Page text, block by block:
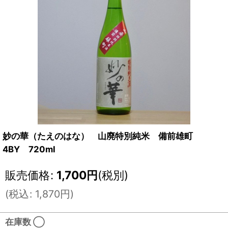
妙の華（たえのはな） 山廃特別純米 備前雄町
4BY 720ml
販売価格: 1,700円(税別)
(税込: 1,870円)
在庫数 ◯